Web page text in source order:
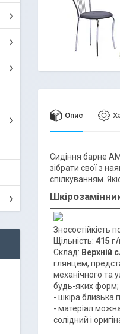
Опис
Сидіння барне
зібрати свої з
спілкуванням.
Зносостійкість
Щільність: 415
Склад: Верхній
глянцем,
механічного та
будь-яких форм;
- шкіра близька
- матеріал
солідний і